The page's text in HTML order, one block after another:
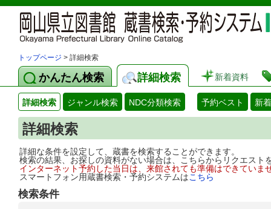
トップページ > 詳細検索
かんたん検索 詳細検索 新着資料
詳細検索 ジャンル検索 NDC分類検索 予約ベスト 新
詳細検索
詳細な条件を設定して、蔵書を検索することができます。
検索の結果、お探しの資料がない場合は、こちらからリクエス
インターネット予約した当日は、来館されても準備はできてい
スマートフォン用蔵書検索・予約システムはこちら
検索条件